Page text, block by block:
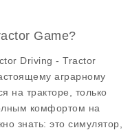
Game?
Driving - Tractor
аграрному
на тракторе, только
комфортом на
знать: это симулятор,